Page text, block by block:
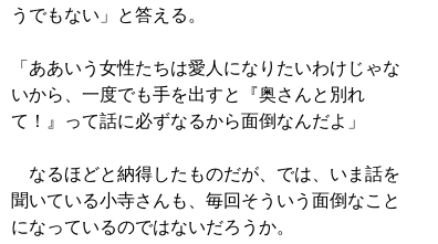
うでもない」と答える。
「ああいう女性たちは愛人になりたいわけじゃな
いから、一度でも手を出すと『奥さんと別れ
て！』って話に必ずなるから面倒なんだよ」
なるほどと納得したものだが、では、いま話を
聞いている小寺さんも、毎回そういう面倒なこと
になっているのではないだろうか。